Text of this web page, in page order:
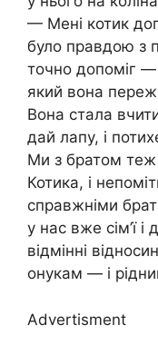
— Мені котик
було правдою з
точно допоміг —
який вона
Вона стала
дай лапу, і
Ми з братом теж
Котика, і
справжніми
у нас вже сім’ї і
відмінні
онукам — і
Advertisment